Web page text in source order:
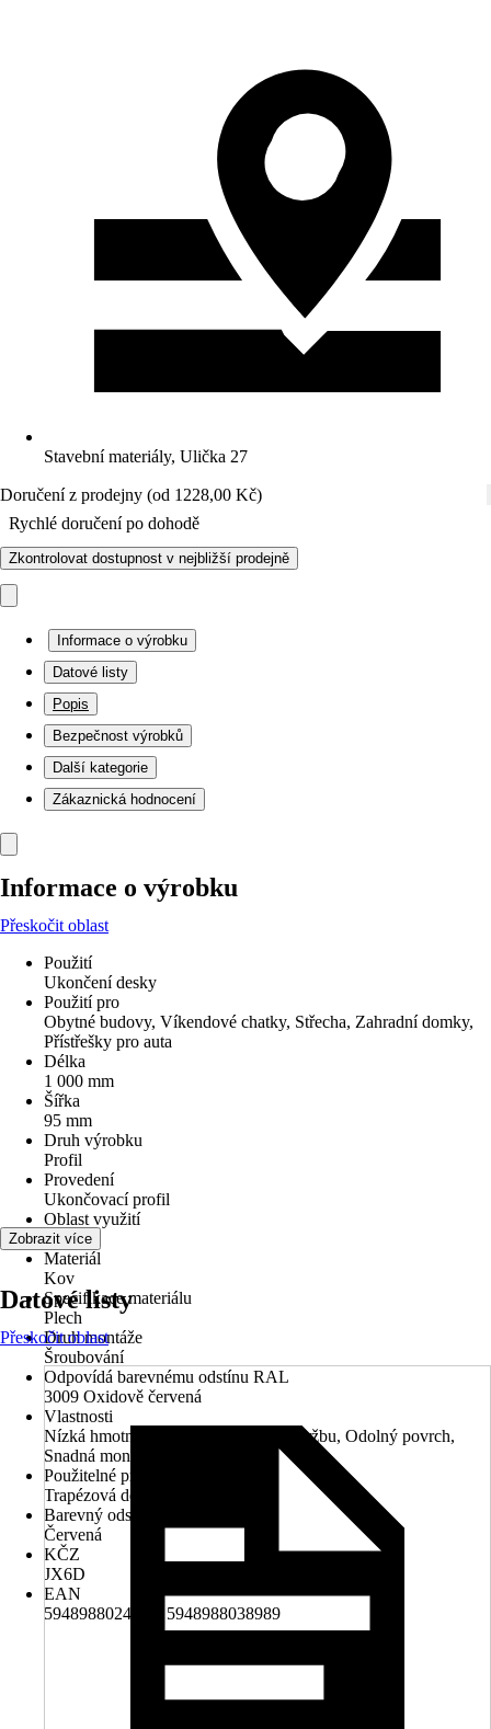
Stavební materiály, Ulička 27
Doručení z prodejny (od 1228,00 Kč)
Rychlé doručení po dohodě
Zkontrolovat dostupnost v nejbližší prodejně
Informace o výrobku
Datové listy
Popis
Bezpečnost výrobků
Další kategorie
Zákaznická hodnocení
Informace o výrobku
Přeskočit oblast
Použití
Ukončení desky
Použití pro
Obytné budovy, Víkendové chatky, Střecha, Zahradní domky,
Přístřešky pro auta
Délka
1 000 mm
Šířka
95 mm
Druh výrobku
Profil
Provedení
Ukončovací profil
Oblast využití
Exteriér
Materiál
Kov
Specifikace materiálu
Plech
Druh montáže
Šroubování
Odpovídá barevnému odstínu RAL
3009 Oxidově červená
Vlastnosti
Nízká hmotnost, Nízké náklady na údržbu, Odolný povrch,
Snadná montáž
Použitelné pro
Trapézová deska
Barevný odstín
Červená
KČZ
JX6D
EAN
5948988024258, 5948988038989
Zobrazit více
Datové listy
Přeskočit oblast